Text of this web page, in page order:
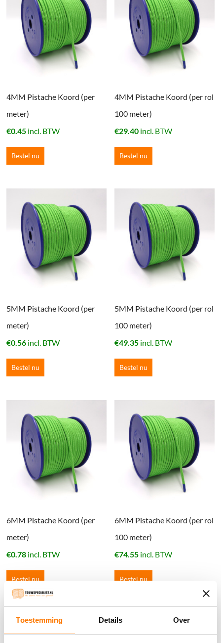
Toestemming Details Over
4MM Pistache Koord (per
meter)
€0.45 incl. BTW
Bestel nu
4MM Pistache Koord (per rol
100 meter)
€29.40 incl. BTW
Bestel nu
5MM Pistache Koord (per
meter)
€0.56 incl. BTW
Bestel nu
5MM Pistache Koord (per rol
100 meter)
€49.35 incl. BTW
Bestel nu
6MM Pistache Koord (per
meter)
€0.78 incl. BTW
Bestel nu
6MM Pistache Koord (per rol
100 meter)
€74.55 incl. BTW
Bestel nu